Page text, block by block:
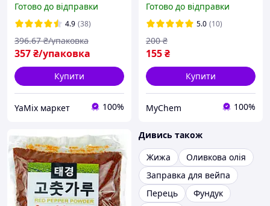
(фасування по100г.)
Готово до відправки
4.9 (38)
357₴/упаковка
396.67 ₴/упаковка
Купити
YaMix маркет 100%
Готово до відправки
5.0 (10)
155₴
200 ₴
Купити
MyChem 100%
Дивись також
Жижа
Оливкова олія
Заправка для вейпа
Перець
Фундук